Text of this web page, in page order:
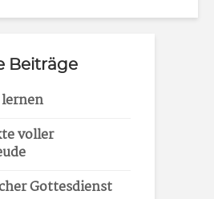
Beiträge
voller
Gottesdienst